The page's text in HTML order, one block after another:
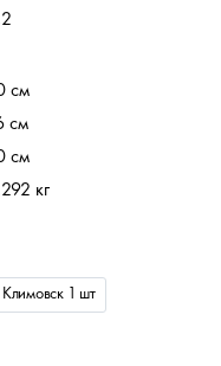
см
см
см
кг
Климовск 1 шт